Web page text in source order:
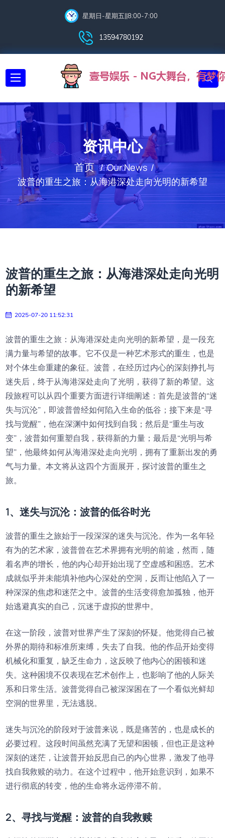
星期日-星期五||8:00-7:00
13594780192
资讯中心
首页
Our News
波普的重生之旅：从海港深处走向光明的新希望
波普的重生之旅：从海港深处走向光明
的新希望
2025-07-20 11:52:31
波普的重生之旅：从海港深处走向光明的新希望，是一段充
满力量与希望的故事。它不仅是一种艺术形式的重生，也是
对个体生命重建的象征。波普，在经历过内心的深刻挣扎与
迷失后，终于从海港深处走向了光明，获得了新的希望。这
段旅程可以从四个重要方面进行详细阐述：首先是波普的“迷
失与沉沦”，即波普曾经如何陷入生命的低谷；接下来是“寻
找与觉醒”，他在深渊中如何找到自我；然后是“重生与改
变”，波普如何重塑自我，获得新的力量；最后是“光明与希
望”，他最终如何从海港深处走向光明，拥有了重新出发的勇
气与力量。本文将从这四个方面展开，探讨波普的重生之
旅。
1、迷失与沉沦：波普的低谷时光
波普的重生之旅始于一段深深的迷失与沉沦。作为一名年轻
有为的艺术家，波普曾在艺术界拥有光明的前途，然而，随
着名声的增长，他的内心却开始出现了空虚感和困惑。艺术
成就似乎并未能填补他内心深处的空洞，反而让他陷入了一
种深深的焦虑和迷茫之中。波普的生活变得愈加孤独，他开
始逃避真实的自己，沉迷于虚拟的世界中。
在这一阶段，波普对世界产生了深刻的怀疑。他觉得自己被
外界的期待和标准所束缚，失去了自我。他的作品开始变得
机械化和重复，缺乏生命力，这反映了他内心的困顿和迷
失。这种困境不仅表现在艺术创作上，也影响了他的人际关
系和日常生活。波普觉得自己被深深困在了一个看似光鲜却
空洞的世界里，无法逃脱。
迷失与沉沦的阶段对于波普来说，既是痛苦的，也是成长的
必要过程。这段时间虽然充满了无望和困顿，但也正是这种
深刻的迷茫，让波普开始反思自己的内心世界，激发了他寻
找自我救赎的动力。在这个过程中，他开始意识到，如果不
进行彻底的转变，他的生命将永远停滞不前。
2、寻找与觉醒：波普的自我救赎